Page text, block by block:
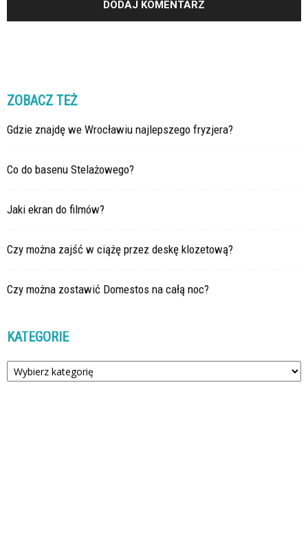
ZOBACZ TEŻ
Gdzie znajdę we Wrocławiu najlepszego fryzjera?
Co do basenu Stelażowego?
Jaki ekran do filmów?
Czy można zajść w ciążę przez deskę klozetową?
Czy można zostawić Domestos na całą noc?
KATEGORIE
Kategorie